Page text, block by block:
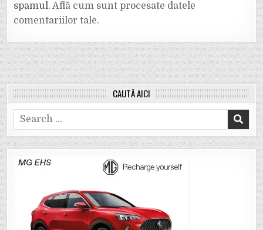
spamul.Află cum sunt procesate datele
comentariilor tale.
CAUTĂ AICI
Search
for: